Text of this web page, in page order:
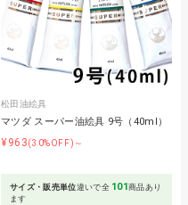
松田油絵具
マツダ スーパー油絵具 9号（40ml）
¥963(30%OFF)～
サイズ・販売単位違いで全 101商品あり
ます